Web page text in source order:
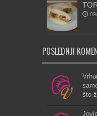
POSLEDNJI
što